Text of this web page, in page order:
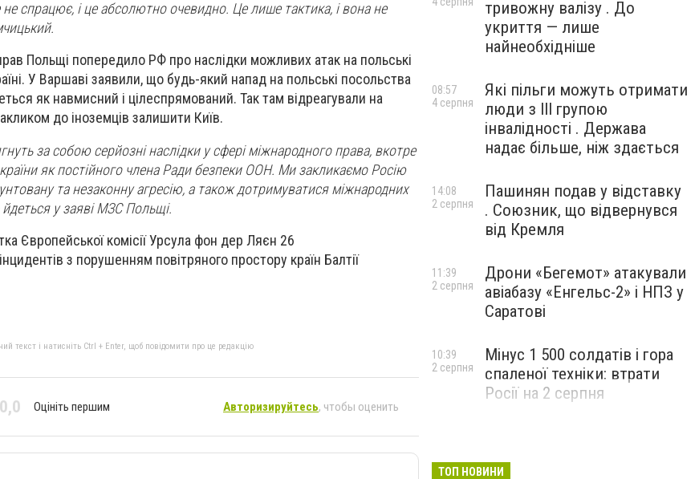
спрацює, і це абсолютно очевидно. Це лише тактика, і вона не
Польщі попередило РФ про наслідки можливих атак на польські
У Варшаві заявили, що будь-який напад на польські посольства
як навмисний і цілеспрямований. Так там відреагували на
до іноземців залишити Київ.
за собою серйозні наслідки у сфері міжнародного права, вкотре
як постійного члена Ради безпеки ООН. Ми закликаємо Росію
та незаконну агресію, а також дотримуватися міжнародних
йдеться у заяві МЗС Польщі.
Європейської комісії Урсула фон дер Ляєн 26
з порушенням повітряного простору країн Балтії
текст і натисніть Ctrl + Enter, щоб повідомити про це редакцію
0,0 Оцініть першим Авторизируйтесь, чтобы оценить
тривожну валізу . До
укриття — лише
найнеобхідніше
Які пільги можуть отримати
люди з III групою
інвалідності . Держава
надає більше, ніж здається
08:57
4 серпня
Пашинян подав у відставку
. Союзник, що відвернувся
від Кремля
14:08
2 серпня
Дрони «Бегемот» атакували
авіабазу «Енгельс-2» і НПЗ у
Саратові
11:39
2 серпня
Мінус 1 500 солдатів і гора
спаленої техніки: втрати
Росії на 2 серпня
10:39
2 серпня
ТОП НОВИНИ